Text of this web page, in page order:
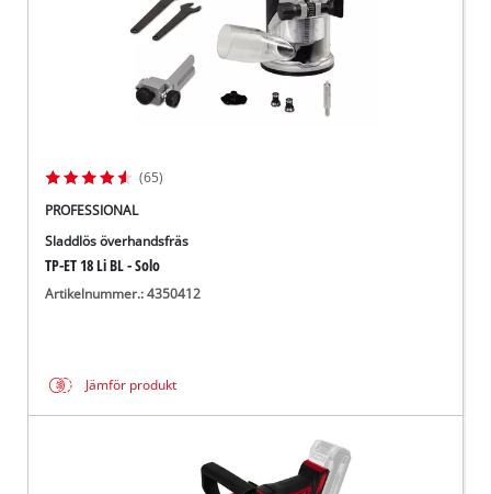
(65)
PROFESSIONAL
Sladdlös överhandsfräs
TP-ET 18 Li BL - Solo
Artikelnummer.: 4350412
Jämför produkt